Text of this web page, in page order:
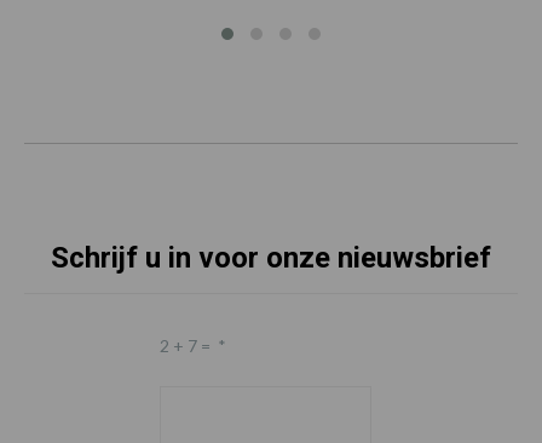
Schrijf u in voor onze nieuwsbrief
2 + 7 = *